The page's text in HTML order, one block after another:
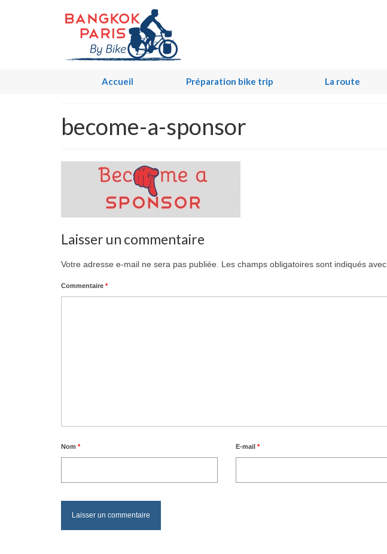
Accueil Préparation bike trip La route
become-a-sponsor
Laisser un commentaire
Votre adresse e-mail ne sera pas publiée. Les champs obligatoires sont indiqués avec
Commentaire *
Nom * E-mail*